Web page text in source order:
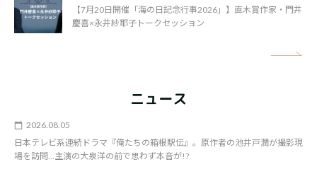
【7月20日開催「海の日記念行事2026」】直木賞作家・門井
慶喜×永井紗耶子トークセッション
ニュース
2026.08.05
日本テレビ系連続ドラマ『俺たちの箱根駅伝』。原作者の池井戸潤が撮影現
場を訪問…主演の大泉洋の前で思わず本音が!?